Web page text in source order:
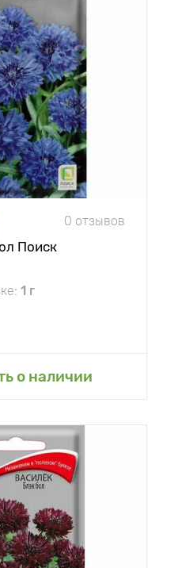
0 отзывов
Поиск
1 г
о наличии